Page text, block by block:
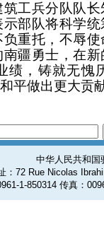
兵分队队长
部队将科学
重托，不辱
疆勇士，在
绩，铸就无愧
平做出更大贡
中华人民共和国
：72 Rue Nicolas
1-850314 传真：